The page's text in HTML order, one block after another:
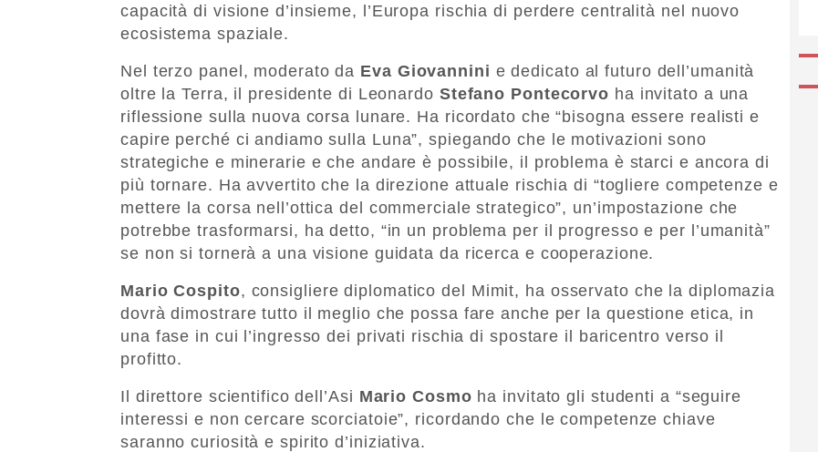
capacità di visione d’insieme, l’Europa rischia di perdere centralità nel nuovo
ecosistema spaziale.
Nel terzo panel, moderato da Eva Giovannini e dedicato al futuro dell’umanità
oltre la Terra, il presidente di Leonardo Stefano Pontecorvo ha invitato a una
riflessione sulla nuova corsa lunare. Ha ricordato che “bisogna essere realisti e
capire perché ci andiamo sulla Luna”, spiegando che le motivazioni sono
strategiche e minerarie e che andare è possibile, il problema è starci e ancora di
più tornare. Ha avvertito che la direzione attuale rischia di “togliere competenze e
mettere la corsa nell’ottica del commerciale strategico”, un’impostazione che
potrebbe trasformarsi, ha detto, “in un problema per il progresso e per l’umanità”
se non si tornerà a una visione guidata da ricerca e cooperazione.
Mario Cospito, consigliere diplomatico del Mimit, ha osservato che la diplomazia
dovrà dimostrare tutto il meglio che possa fare anche per la questione etica, in
una fase in cui l’ingresso dei privati rischia di spostare il baricentro verso il
profitto.
Il direttore scientifico dell’Asi Mario Cosmo ha invitato gli studenti a “seguire
interessi e non cercare scorciatoie”, ricordando che le competenze chiave
saranno curiosità e spirito d’iniziativa.